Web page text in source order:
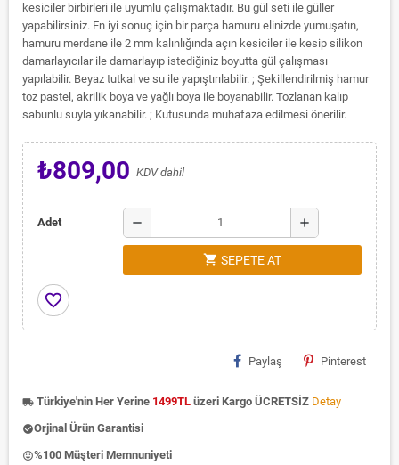
kesiciler birbirleri ile uyumlu çalışmaktadır. Bu gül seti ile güller
yapabilirsiniz. En iyi sonuç için bir parça hamuru elinizde yumuşatın,
hamuru merdane ile 2 mm kalınlığında açın kesiciler ile kesip silikon
damarlayıcılar ile damarlayıp istediğiniz boyutta gül çalışması
yapılabilir. Beyaz tutkal ve su ile yapıştırılabilir. ; Şekillendirilmiş hamur
toz pastel, akrilik boya ve yağlı boya ile boyanabilir. Tozlanan kalıp
sabunlu suyla yıkanabilir. ; Kutusunda muhafaza edilmesi önerilir.
₺809,00 KDV dahil
Adet remove add
shopping_cart SEPETE AT
favorite_border
Paylaş Pinterest
local_shipping Türkiye'nin Her Yerine 1499TL üzeri Kargo ÜCRETSİZ Detay
check_circleOrjinal Ürün Garantisi
insert_emoticon%100 Müşteri Memnuniyeti